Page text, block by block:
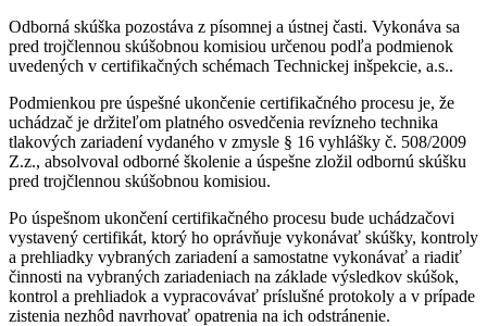
Odborná skúška pozostáva z písomnej a ústnej časti. Vykonáva sa
pred trojčlennou skúšobnou komisiou určenou podľa podmienok
uvedených v certifikačných schémach Technickej inšpekcie, a.s..
Podmienkou pre úspešné ukončenie certifikačného procesu je, že
uchádzač je držiteľom platného osvedčenia revízneho technika
tlakových zariadení vydaného v zmysle § 16 vyhlášky č. 508/2009
Z.z., absolvoval odborné školenie a úspešne zložil odbornú skúšku
pred trojčlennou skúšobnou komisiou.
Po úspešnom ukončení certifikačného procesu bude uchádzačovi
vystavený certifikát, ktorý ho oprávňuje vykonávať skúšky, kontroly
a prehliadky vybraných zariadení a samostatne vykonávať a riadiť
činnosti na vybraných zariadeniach na základe výsledkov skúšok,
kontrol a prehliadok a vypracovávať príslušné protokoly a v prípade
zistenia nezhôd navrhovať opatrenia na ich odstránenie.